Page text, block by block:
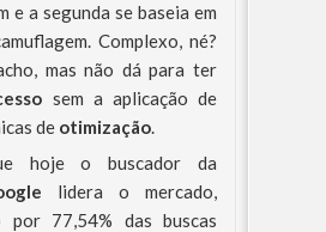
e a segunda se baseia em
Complexo, né?
mas não dá para ter
sem a aplicação de
de otimização.
hoje o buscador da
lidera o mercado,
por 77,54% das buscas